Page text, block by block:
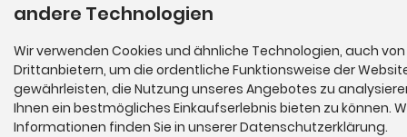
andere Technologien
Wir verwenden Cookies und ähnliche Technologien, auch von
Drittanbietern, um die ordentliche Funktionsweise der
gewährleisten, die Nutzung unseres Angebotes zu
Ihnen ein bestmögliches Einkaufserlebnis bieten zu können.
Informationen finden Sie in unserer Datenschutzerklärung.